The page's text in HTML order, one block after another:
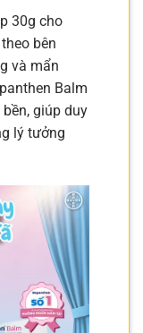
30g cho
bên
và mẩn
Balm
giúp duy
lý tưởng